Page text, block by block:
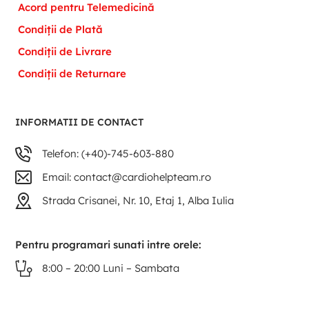
Acord pentru Telemedicină
Condiții de Plată
Condiții de Livrare
Condiții de Returnare
INFORMATII DE CONTACT
Telefon: (+40)-745-603-880
Email: contact@cardiohelpteam.ro
Strada Crisanei, Nr. 10, Etaj 1, Alba Iulia
Pentru programari sunati intre orele:
8:00 – 20:00 Luni – Sambata